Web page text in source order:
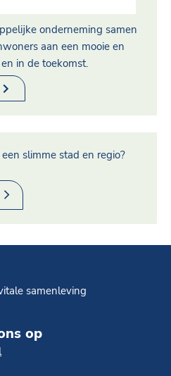
onderneming samen
aan een mooie en
in de toekomst.
link)
slimme stad en regio?
samenleving
op